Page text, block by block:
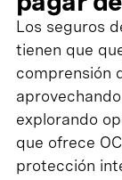
Los seguros
tienen que
comprensión
explorando
que ofrece
protección